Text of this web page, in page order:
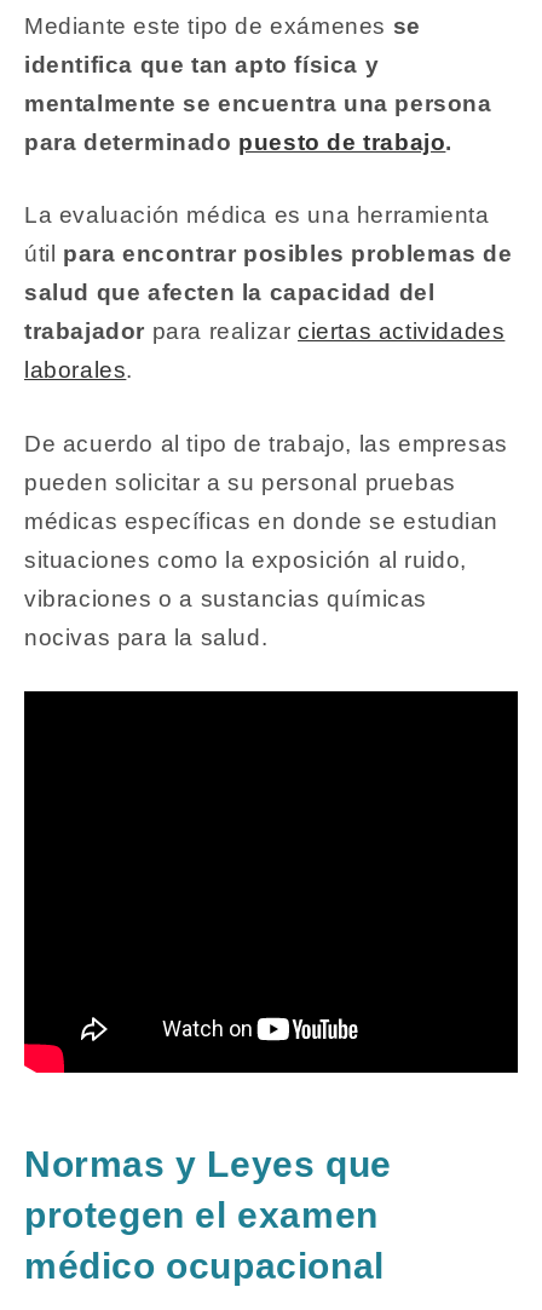
Mediante este tipo de exámenes se
identifica que tan apto física y
mentalmente se encuentra una persona
para determinado puesto de trabajo.
La evaluación médica es una herramienta
útil para encontrar posibles problemas de
salud que afecten la capacidad del
trabajador para realizar ciertas actividades
laborales.
De acuerdo al tipo de trabajo, las empresas
pueden solicitar a su personal pruebas
médicas específicas en donde se estudian
situaciones como la exposición al ruido,
vibraciones o a sustancias químicas
nocivas para la salud.
Normas y Leyes que
protegen el examen
médico ocupacional